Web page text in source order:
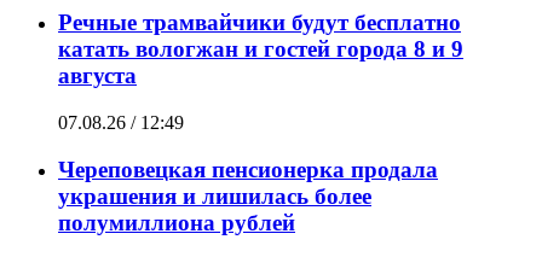
Речные трамвайчики будут бесплатно
катать вологжан и гостей города 8 и 9
августа
07.08.26 / 12:49
Череповецкая пенсионерка продала
украшения и лишилась более
полумиллиона рублей